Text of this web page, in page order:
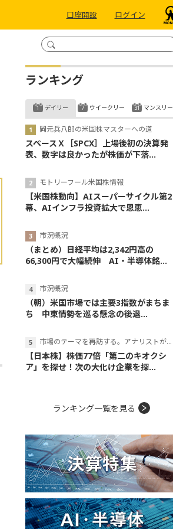
口座開設 ログイン
ランキング
デイリー
岡元兵八郎の米国株マスターへの道
スペースＸ［SPCX］上場後初の決算発
表、数字は良かったが株価が下落...
モトリーフール米国株情報
【米国株動向】AIスーパーサイクル第2
幕、AIインフラ投資拡大で恩恵...
市況概況
（まとめ）日経平均は2,342円高の
66,300円で大幅続伸 AI・半導体銘...
市況概況
（朝）米国市場では主要3指数がまちま
ち 中東情勢を巡る懸念の後退...
市場のテーマを再訪する。アナリストが読み解くテーマの本質
【日本株】株価77倍「第二のキオクシ
ア」を探せ！次の大化け企業を探...
ウイークリー マンスリー
ランキング一覧を見る